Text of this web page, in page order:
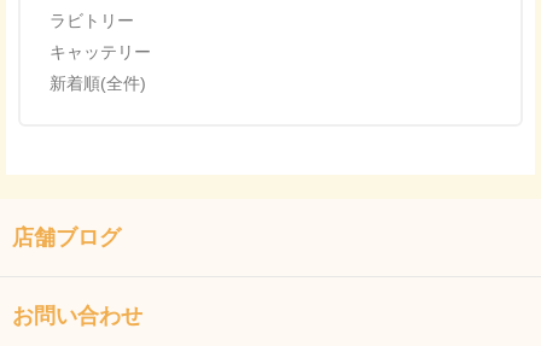
ラビトリー
キャッテリー
新着順(全件)
店舗ブログ
お問い合わせ